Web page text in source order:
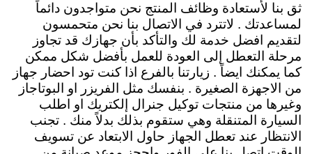
ثق بنا لأستعادة وظائف المنتج نحن متواجدون دائماً
لمساعدتك . لاتترد في الاتصال بنا نحن متحمسون
لتقديم افضل خدمة لك والتأكد بأن جهازك قد تجاوز
مرحلة التعطل إلى العودة للعمل بأفضل شكل ممكن
كما يمكنك ايضاً . زيارتنا بالفرع اذا كنت تود احضار جهاز
من الاجهزة الصغيرة . بنفسك مثل الفريزر او البوتاجاز
وغيرها من منتجات توكيل جنرال إلكتريك او اطلب
السيارة المتنقلة وهي ستقوم بذلك بدلاً منك . تجنب
الانتظار عند تعطل الجهاز حاول الابتعاد عن تسويف